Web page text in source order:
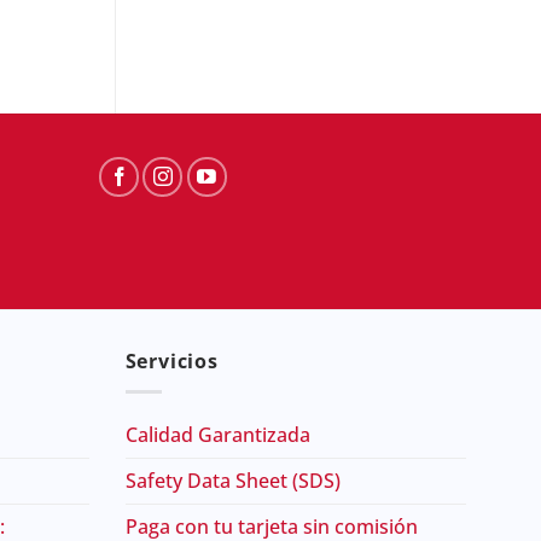
Servicios
Calidad Garantizada
Safety Data Sheet (SDS)
Paga con tu tarjeta sin comisión